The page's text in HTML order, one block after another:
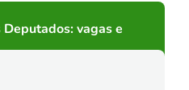
vagas e